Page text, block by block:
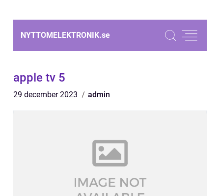
NYTTOMELEKTRONIK.se
apple tv 5
29 december 2023 admin